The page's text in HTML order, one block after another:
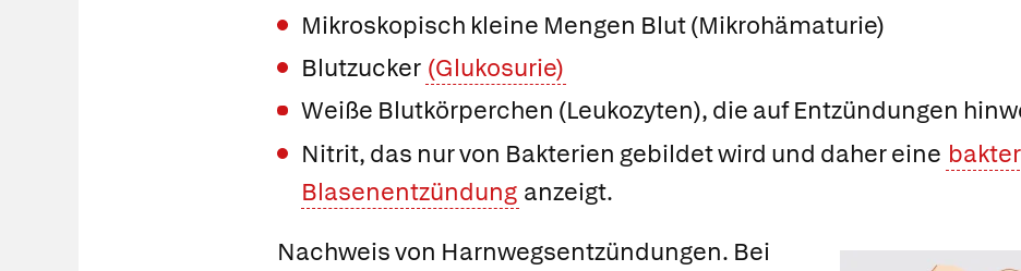
Mikroskopisch kleine Mengen Blut (Mikrohämaturie)
Blutzucker (Glukosurie)
Weiße Blutkörperchen (Leukozyten), die auf Entzündungen
Nitrit, das nur von Bakterien gebildet wird und daher eine
Blasenentzündung anzeigt.
Nachweis von Harnwegsentzündungen. Bei